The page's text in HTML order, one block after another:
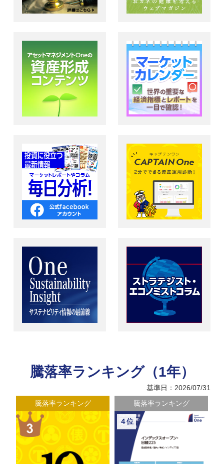
騰落率ランキング（1年）
基準日：2026/07/31
騰落率ランキング
５位
騰落率ランキング
６位